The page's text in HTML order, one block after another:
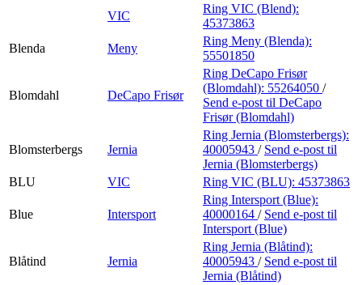
VIC
Ring VIC (Blend):
45373863
Blenda
Meny
Ring Meny (Blenda):
55501850
Blomdahl DeCapo Frisør
Ring DeCapo Frisør
(Blomdahl): 55264050 /
Send e-post til DeCapo
Frisør (Blomdahl)
Blomsterbergs Jernia
Ring Jernia (Blomsterbergs):
40005943 / Send e-post til
Jernia (Blomsterbergs)
BLU
VIC Ring VIC (BLU): 45373863
Blue Intersport
Ring Intersport (Blue):
40000164 / Send e-post til
Intersport (Blue)
Blåtind Jernia
Ring Jernia (Blåtind):
40005943 / Send e-post til
Jernia (Blåtind)